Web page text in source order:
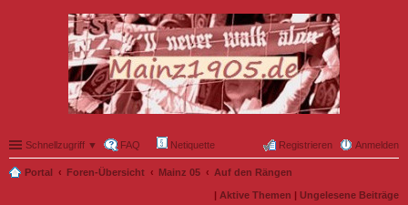
Schnellzugriff ▼ FAQ Netiquette Anmelden
Registrieren
Portal Foren-Übersicht Mainz 05 Auf den Rängen
| Aktive Themen | Ungelesene Beiträge